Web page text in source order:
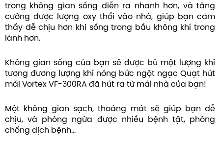
trong không gian sống diễn ra nhanh hơn, và tăng
cường được lượng oxy thổi vào nhà, giúp bạn cảm
thấy dễ chịu hơn khi sống trong bầu không khí trong
lành hơn.
Không gian sống của bạn sẽ được bù một lượng khí
tương đương lượng khí nóng bức ngột ngạc Quạt hút
mái Vortex VF-300RA đã hút ra từ mái nhà của bạn!
Một không gian sạch, thoáng mát sẽ giúp bạn dễ
chịu, và phòng ngừa được nhiều bệnh tật, phòng
chống dịch bệnh…